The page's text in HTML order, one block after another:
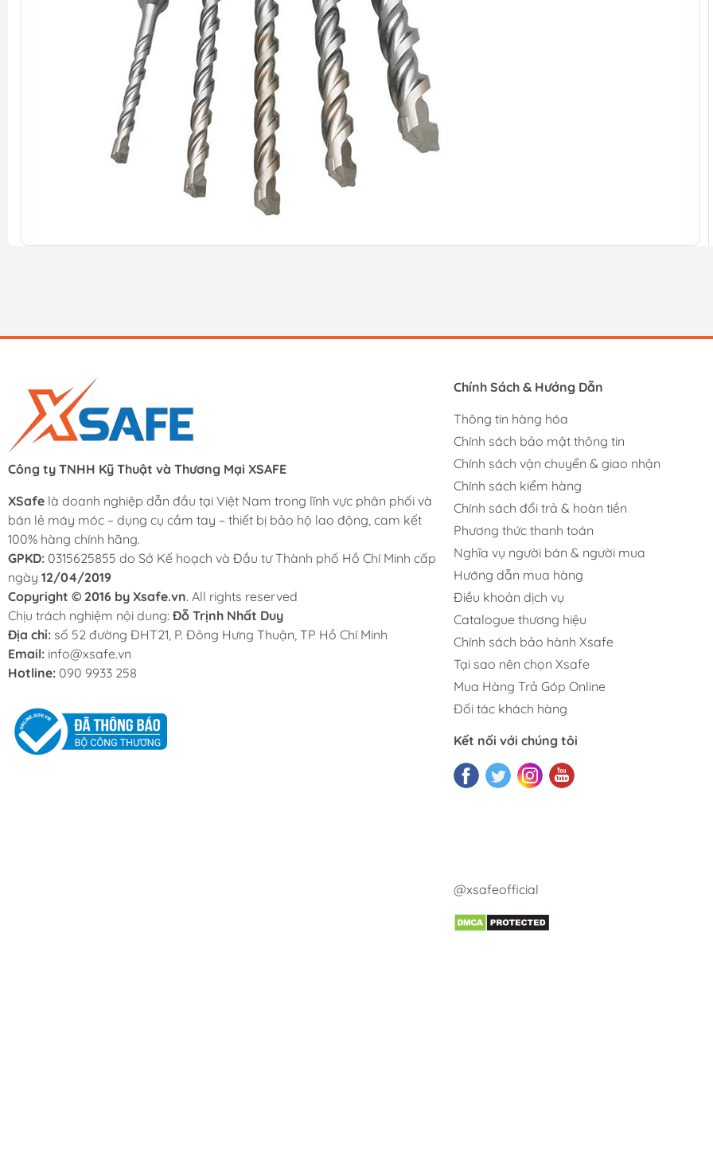
Công ty TNHH Kỹ Thuật và Thương Mại XSAFE
XSafe là doanh nghiệp dẫn đầu tại Việt Nam trong lĩnh vực phân phối và
bán lẻ máy móc – dụng cụ cầm tay – thiết bị bảo hộ lao động, cam kết
100% hàng chính hãng.
GPKD: 0315625855 do Sở Kế hoạch và Đầu tư Thành phố Hồ Chí Minh cấp
ngày 12/04/2019
Copyright © 2016 by Xsafe.vn. All rights reserved
Chịu trách nghiệm nội dung: Đỗ Trịnh Nhất Duy
Địa chỉ: số 52 đường ĐHT21, P. Đông Hưng Thuận, TP Hồ Chí Minh
Email: info@xsafe.vn
Hotline: 090 9933 258
Chính Sách & Hướng Dẫn
Thông tin hàng hóa
Chính sách bảo mật thông tin
Chính sách vận chuyển & giao nhận
Chính sách kiểm hàng
Chính sách đổi trả & hoàn tiền
Phương thức thanh toán
Nghĩa vụ người bán & người mua
Hướng dẫn mua hàng
Điều khoản dịch vụ
Catalogue thương hiệu
Chính sách bảo hành Xsafe
Tại sao nên chọn Xsafe
Mua Hàng Trả Góp Online
Đối tác khách hàng
Kết nối với chúng tôi
@xsafeofficial